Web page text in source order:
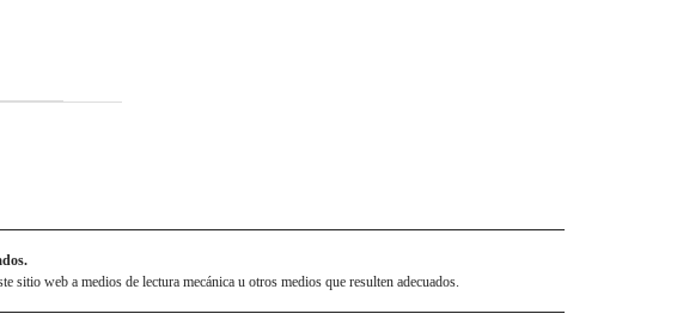
sitio web a medios de lectura mecánica u otros medios que resulten adecuados.